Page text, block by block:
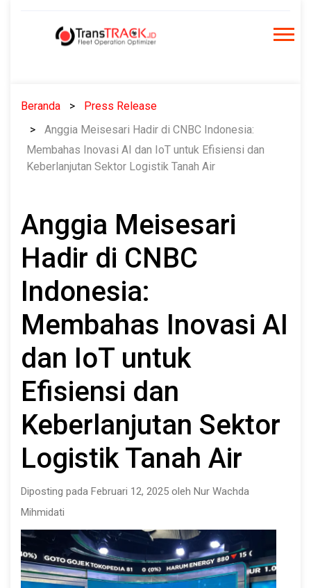
Beranda
Press Release
Anggia Meisesari Hadir di CNBC Indonesia:
Membahas Inovasi AI dan IoT untuk Efisiensi dan
Keberlanjutan Sektor Logistik Tanah Air
Anggia Meisesari
Hadir di CNBC
Indonesia:
Membahas Inovasi AI
dan IoT untuk
Efisiensi dan
Keberlanjutan Sektor
Logistik Tanah Air
Diposting pada Februari 12, 2025 oleh Nur Wachda
Mihmidati